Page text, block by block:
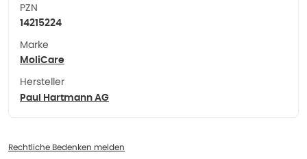
PZN
14215224
Marke
MoliCare
Hersteller
Paul Hartmann AG
Rechtliche Bedenken melden